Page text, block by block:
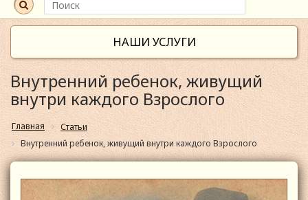
НАШИ УСЛУГИ
Внутренний ребенок, живущий
внутри каждого Взрослого
Главная
Статьи
Внутренний ребенок, живущий внутри каждого Взрослого